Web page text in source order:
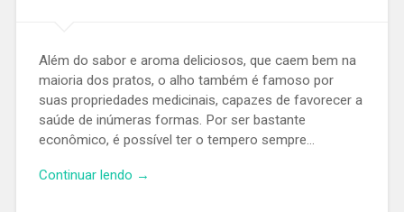
Além do sabor e aroma deliciosos, que caem bem na
maioria dos pratos, o alho também é famoso por
suas propriedades medicinais, capazes de favorecer a
saúde de inúmeras formas. Por ser bastante
econômico, é possível ter o tempero sempre…
Continuar lendo →